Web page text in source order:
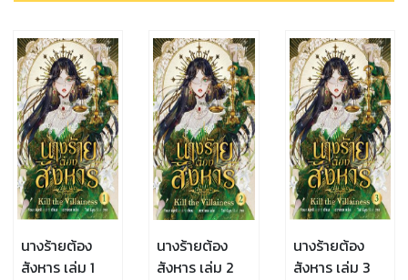
นางร้ายต้อง
สังหาร เล่ม 1
นางร้ายต้อง
สังหาร เล่ม 2
นางร้ายต้อง
สังหาร เล่ม 3